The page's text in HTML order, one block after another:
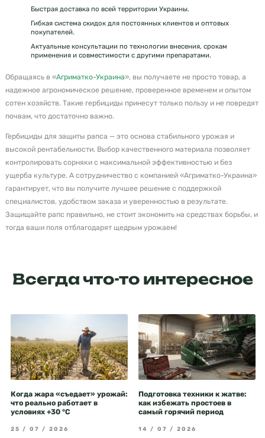
Быстрая доставка по всей территории Украины.
Гибкая система скидок для постоянных клиентов и оптовых
покупателей.
Актуальные консультации по технологии внесения, срокам
применения и совместимости с другими препаратами.
Обращаясь в «Агриматко-Украина», вы получаете не просто товар, а
надежное агрономическое решение, проверенное временем и опытом
сотен хозяйств. Такие гербициды принесут только пользу и не повредят
почвам, что достаточно важно.
Гербициды для защиты рапса — это основа стабильного урожая и
высокой рентабельности. Выбор качественного материала позволяет
контролировать сорняки с максимальной эффективностью и без
ущерба культуре. А сотрудничество с компанией «Агриматко-Украина»
гарантирует, что вы получите лучшее решение с поддержкой
специалистов, удобством заказа и уверенностью в результате.
Защищайте рапс правильно, не стоит экономить на средствах борьбы, и
тогда ваши поля отблагодарят щедрым урожаем!
Всегда что-то интересное
Когда жара «съедает» урожай:
что реально работает в
условиях +30 °C
25 / 07 / 2026
Подготовка техники к жатве:
как избежать простоев в
самый горячий период
14 / 07 / 2026